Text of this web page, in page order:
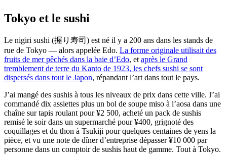
Tokyo et le sushi
Le nigiri sushi (握り寿司) est né il y a 200 ans dans les stands de
rue de Tokyo — alors appelée Edo. La forme originale utilisait des
fruits de mer pêchés dans la baie d’Edo, et après le Grand
tremblement de terre du Kanto de 1923, les chefs sushi se sont
dispersés dans tout le Japon, répandant l’art dans tout le pays.
J’ai mangé des sushis à tous les niveaux de prix dans cette ville. J’ai
commandé dix assiettes plus un bol de soupe miso à l’aosa dans une
chaîne sur tapis roulant pour ¥2 500, acheté un pack de sushis
remisé le soir dans un supermarché pour ¥400, grignoté des
coquillages et du thon à Tsukiji pour quelques centaines de yens la
pièce, et vu une note de dîner d’entreprise dépasser ¥10 000 par
personne dans un comptoir de sushis haut de gamme. Tout à Tokyo.